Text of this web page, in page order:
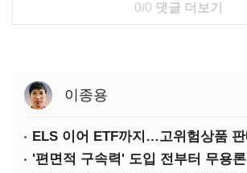
0/0 댓글 더보기
이종용
'편면적 구속력' 도입 전부터 무용론